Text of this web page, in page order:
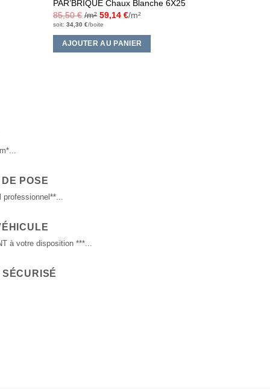
PAR’BRIQUE Chaux Blanche 6X25
85,50€ /m² 59,14€/m²
soit: 34,30 €/boite
AJOUTER AU PANIER
POSE
à votre disposition ***...
SÉCURISÉ